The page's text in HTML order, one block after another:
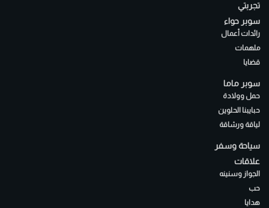
تجربتي
سوبر حواء
رائدات أعمال
ملهمات
قضايا
سوبر ماما
حمل وولادة
حبايبنا الحلوين
لياقة ورشاقة
سياحة وسفر
علاقات
الجواز وسنينه
حب
هدايا